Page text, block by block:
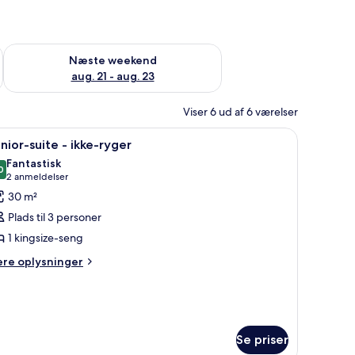
14 - aug. 16
Næste weekend
aug. 21 - aug. 23
Tjek tilgængelighed for næste weekend aug. 21 - aug. 23
Viser 6 ud af 6 værelser
store vinduer.med stol, et fjernsyn monteret på væggen og udsigt over byen
Et moderne hotelværelse med en stor
9 suite - ikke-ryger
ud af 10
Fantastisk
2 anmeldelser
(2
anmeldelser)
30 m²
Plads til 3 personer
1 kingsize-seng
oplysninger
Se priser